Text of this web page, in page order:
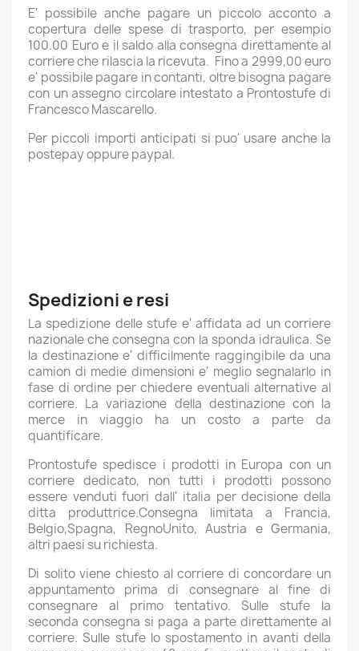
E' possibile anche pagare un piccolo acconto a
copertura delle spese di trasporto, per esempio
100.00 Euro e il saldo alla consegna direttamente al
corriere che rilascia la ricevuta. Fino a 2999,00 euro
e' possibile pagare in contanti, oltre bisogna pagare
con un assegno circolare intestato a Prontostufe di
Francesco Mascarello.
Per piccoli importi anticipati si puo' usare anche la
postepay oppure paypal.
Spedizioni e resi
La spedizione delle stufe e' affidata ad un corriere
nazionale che consegna con la sponda idraulica. Se
la destinazione e' difficilmente raggingibile da una
camion di medie dimensioni e' meglio segnalarlo in
fase di ordine per chiedere eventuali alternative al
corriere. La variazione della destinazione con la
merce in viaggio ha un costo a parte da
quantificare.
Prontostufe spedisce i prodotti in Europa con un
corriere dedicato, non tutti i prodotti possono
essere venduti fuori dall' italia per decisione della
ditta produttrice.Consegna limitata a Francia,
Belgio,Spagna, RegnoUnito, Austria e Germania,
altri paesi su richiesta.
Di solito viene chiesto al corriere di concordare un
appuntamento prima di consegnare al fine di
consegnare al primo tentativo. Sulle stufe la
seconda consegna si paga a parte direttamente al
corriere. Sulle stufe lo spostamento in avanti della